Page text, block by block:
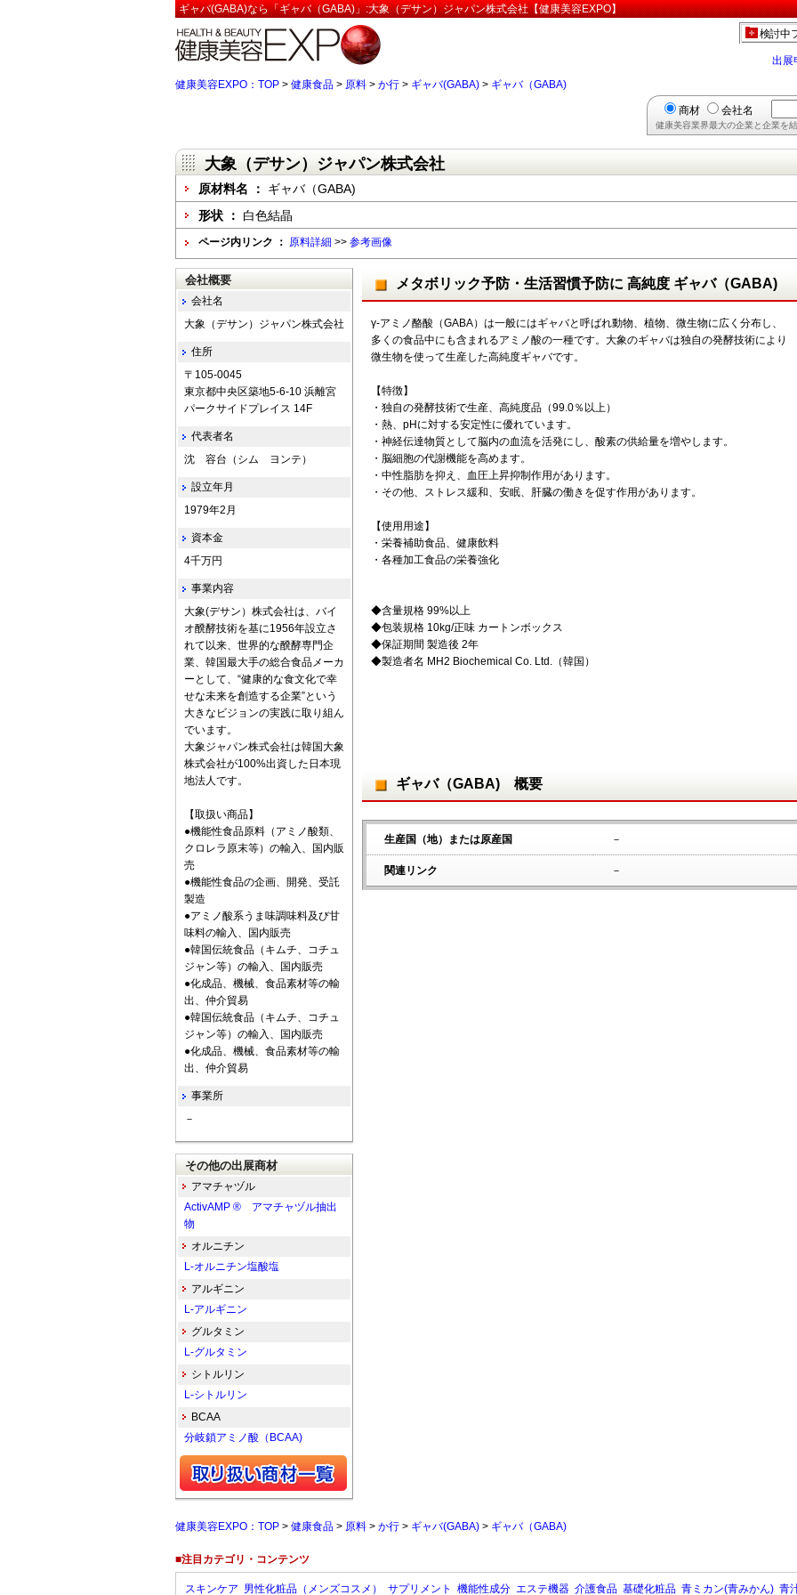
ギャバ(GABA)なら「ギャバ（GABA)」:大象（デサン）ジャパン株式会社【健康美容EXPO】
検討中
出展
健康美容EXPO：TOP > 健康食品 > 原料 > か行 > ギャバ(GABA) > ギャバ（GABA)
商材 会社名
健康美容業界最大の企業と企業を
大象（デサン）ジャパン株式会社
原材料名 ： ギャバ（GABA)
形状 ： 白色結晶
ページ内リンク ： 原料詳細 >> 参考画像
メタボリック予防・生活習慣予防に 高純度 ギャバ（GABA)
γ-アミノ酪酸（GABA）は一般にはギャバと呼ばれ動物、植物、微生物に広く分布し、
多くの食品中にも含まれるアミノ酸の一種です。大象のギャバは独自の発酵技術により
微生物を使って生産した高純度ギャバです。
【特徴】
・独自の発酵技術で生産、高純度品（99.0％以上）
・熱、pHに対する安定性に優れています。
・神経伝達物質として脳内の血流を活発にし、酸素の供給量を増やします。
・脳細胞の代謝機能を高めます。
・中性脂肪を抑え、血圧上昇抑制作用があります。
・その他、ストレス緩和、安眠、肝臓の働きを促す作用があります。
【使用用途】
・栄養補助食品、健康飲料
・各種加工食品の栄養強化
◆含量規格 99%以上
◆包装規格 10kg/正味 カートンボックス
◆保証期間 製造後 2年
◆製造者名 MH2 Biochemical Co. Ltd.（韓国）
ギャバ（GABA) 概要
生産国（地）または原産国 －
関連リンク －
会社概要
会社名
大象（デサン）ジャパン株式会社
住所
〒105-0045
東京都中央区築地5-6-10 浜離宮
パークサイドプレイス 14F
代表者名
沈 容台（シム ヨンテ）
設立年月
1979年2月
資本金
4千万円
事業内容
大象(デサン）株式会社は、バイ
オ醗酵技術を基に1956年設立さ
れて以来、世界的な醗酵専門企
業、韓国最大手の総合食品メーカ
ーとして、“健康的な食文化で幸
せな未来を創造する企業”という
大きなビジョンの実践に取り組ん
でいます。
大象ジャパン株式会社は韓国大象
株式会社が100%出資した日本現
地法人です。
【取扱い商品】
●機能性食品原料（アミノ酸類、
クロレラ原末等）の輸入、国内販
売
●機能性食品の企画、開発、受託
製造
●アミノ酸系うま味調味料及び甘
味料の輸入、国内販売
●韓国伝統食品（キムチ、コチュ
ジャン等）の輸入、国内販売
●化成品、機械、食品素材等の輸
出、仲介貿易
●韓国伝統食品（キムチ、コチュ
ジャン等）の輸入、国内販売
●化成品、機械、食品素材等の輸
出、仲介貿易
事業所
－
その他の出展商材
アマチャヅル
ActivAMP ® アマチャヅル抽出
物
オルニチン
L-オルニチン塩酸塩
アルギニン
L-アルギニン
グルタミン
L-グルタミン
シトルリン
L-シトルリン
BCAA
分岐鎖アミノ酸（BCAA)
健康美容EXPO：TOP > 健康食品 > 原料 > か行 > ギャバ(GABA) > ギャバ（GABA)
■注目カテゴリ・コンテンツ
スキンケア 男性化粧品（メンズコスメ） サプリメント 機能性成分 エステ機器 介護食品 基礎化粧品 青ミカン(青みかん) 青